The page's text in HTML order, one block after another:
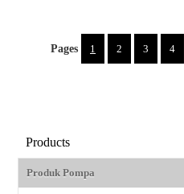
Pages 1 2 3 4
Products
Produk Pompa